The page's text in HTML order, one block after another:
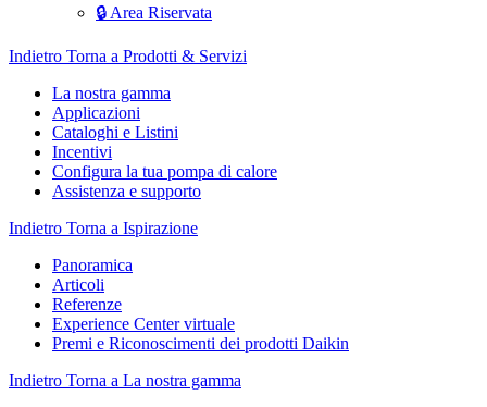
🔒 Area Riservata
Indietro Torna a Prodotti & Servizi
La nostra gamma
Applicazioni
Cataloghi e Listini
Incentivi
Configura la tua pompa di calore
Assistenza e supporto
Indietro Torna a Ispirazione
Panoramica
Articoli
Referenze
Experience Center virtuale
Premi e Riconoscimenti dei prodotti Daikin
Indietro Torna a La nostra gamma